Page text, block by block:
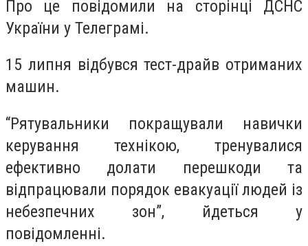
Про це повідомили на сторінці ДСНС
України у Телеграмі.
15 липня відбувся тест-драйв отриманих
машин.
“Рятувальники покращували навички
керування технікою, тренувалися
ефективно долати перешкоди та
відпрацювали порядок евакуації людей із
небезпечних зон”, йдеться у
повідомленні.